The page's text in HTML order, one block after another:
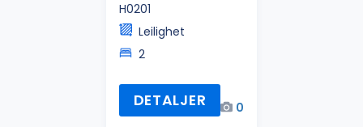
H0201
Leilighet
2
DETALJER 0